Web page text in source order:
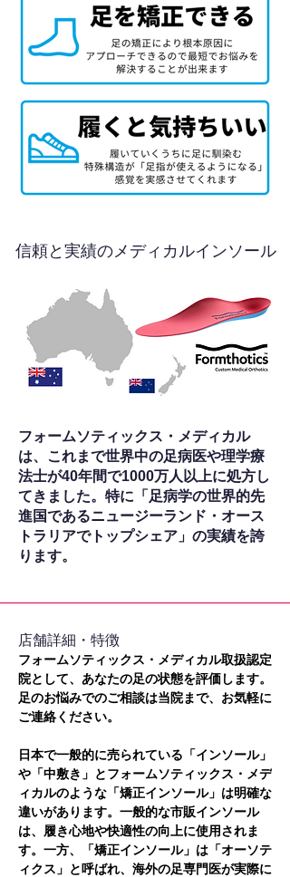
信頼と実績のメディカルインソール
フォームソティックス・メディカル
は、これまで世界中の足病医や理学療
法士が40年間で1000万人以上に処方し
てきました。特に「足病学の世界的先
進国であるニュージーランド・オース
トラリアでトップシェア」の実績を誇
ります。
​店舗詳細・特徴
フォームソティックス・メディカル取扱認定
院として、あなたの足の状態を評価します。
足のお悩みでのご相談は当院まで、お気軽に
ご連絡ください。
日本で一般的に売られている「インソール」
や「中敷き」とフォームソティックス・メデ
ィカルのような「矯正インソール」は明確な
違いがあります。一般的な市販インソール
は、履き心地や快適性の向上に使用されま
す。一方、「矯正インソール」は「オーソテ
ィクス」と呼ばれ、海外の足専門医が実際に